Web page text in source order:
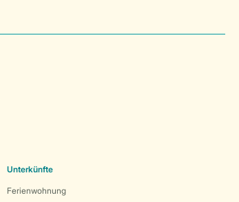
Unterkünfte
Ferienwohnung